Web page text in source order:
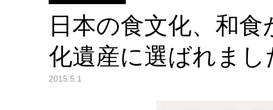
日本の食文化、和
化遺産に選ばれまし
2015.5.1